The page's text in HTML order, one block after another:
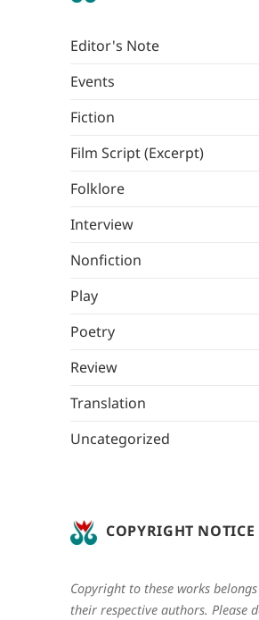
Editor's Note
Events
Fiction
Film Script (Excerpt)
Folklore
Interview
Nonfiction
Play
Poetry
Review
Translation
Uncategorized
COPYRIGHT NOTICE
Copyright to these works
their respective authors. Please